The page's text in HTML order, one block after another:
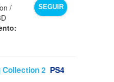
SEGUIR
/
2 PS4